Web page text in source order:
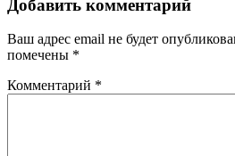
Добавить комментарий
Ваш адрес email не будет
помечены *
Комментарий *